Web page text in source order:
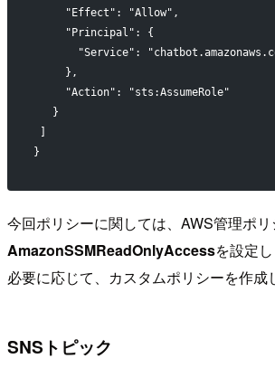
     "Effect": "Allow",
     "Principal": {
"Service":
     },
     "Action": "sts:AssumeRole"
   }
}
今回ポリシーに関しては、AWS管理ポ
AmazonSSMReadOnlyAccessを設定し
必要に応じて、カスタムポリシーを作成
SNSトピック